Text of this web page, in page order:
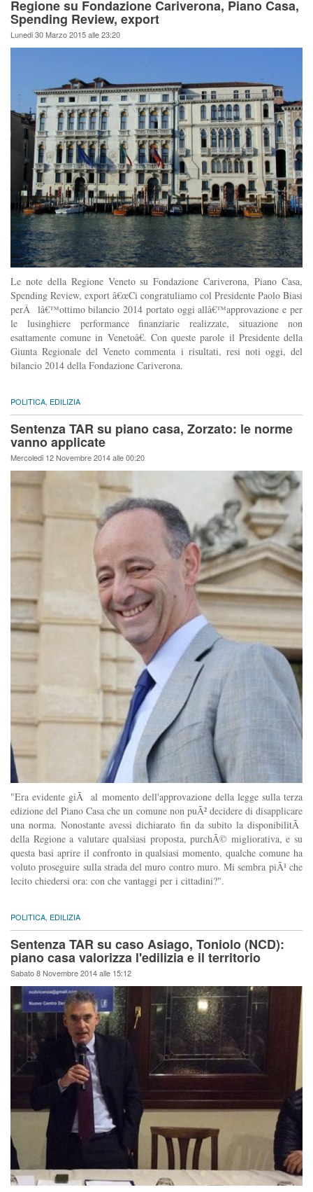
Regione su Fondazione Cariverona, Piano Casa,
Spending Review, export
Lunedi 30 Marzo 2015 alle 23:20
Le note della Regione Veneto su Fondazione Cariverona, Piano Casa,
Spending Review, export â€œCi congratuliamo col Presidente Paolo Biasi
perÂ lâ€™ottimo bilancio 2014 portato oggi allâ€™approvazione e per
le lusinghiere performance finanziarie realizzate, situazione non
esattamente comune in Venetoâ€. Con queste parole il Presidente della
Giunta Regionale del Veneto commenta i risultati, resi noti oggi, del
bilancio 2014 della Fondazione Cariverona.
POLITICA, EDILIZIA
Sentenza TAR su piano casa, Zorzato: le norme
vanno applicate
Mercoledi 12 Novembre 2014 alle 00:20
"Era evidente giÃ al momento dell'approvazione della legge sulla terza
edizione del Piano Casa che un comune non puÃ² decidere di disapplicare
una norma. Nonostante avessi dichiarato fin da subito la disponibilitÃ
della Regione a valutare qualsiasi proposta, purchÃ© migliorativa, e su
questa basi aprire il confronto in qualsiasi momento, qualche comune ha
voluto proseguire sulla strada del muro contro muro. Mi sembra piÃ¹ che
lecito chiedersi ora: con che vantaggi per i cittadini?".
POLITICA EDILIZIA
Sentenza TAR su caso Asiago, Toniolo (NCD):
piano casa valorizza l'edilizia e il territorio
Sabato 8 Novembre 2014 alle 15:12